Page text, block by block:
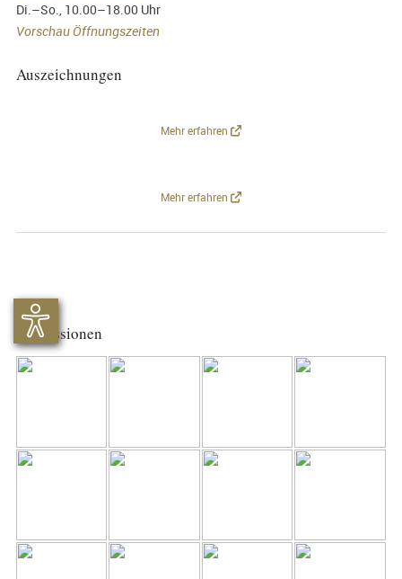
Di.–So., 10.00–18.00 Uhr
Vorschau Öffnungszeiten
Auszeichnungen
Mehr erfahren
Mehr erfahren
Impressionen